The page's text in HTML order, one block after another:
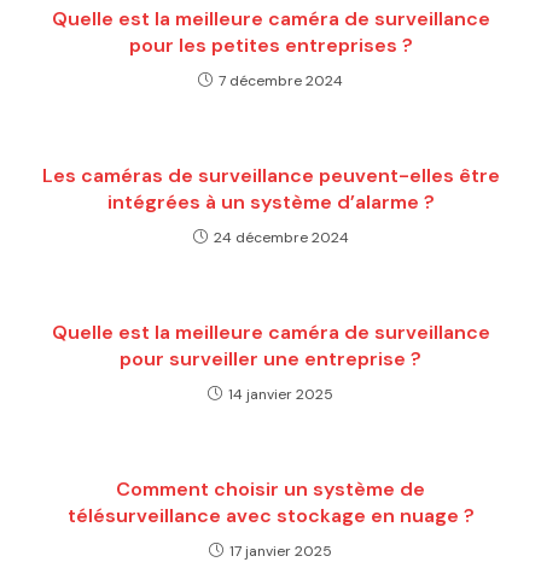
Quelle est la meilleure caméra de surveillance
pour les petites entreprises ?
7 décembre 2024
Les caméras de surveillance peuvent-elles être
intégrées à un système d’alarme ?
24 décembre 2024
Quelle est la meilleure caméra de surveillance
pour surveiller une entreprise ?
14 janvier 2025
Comment choisir un système de
télésurveillance avec stockage en nuage ?
17 janvier 2025